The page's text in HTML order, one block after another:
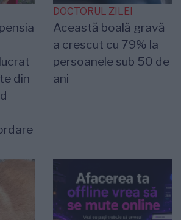
din
DOCTORUL ZILEI
Această boală gravă
a crescut cu 79% la
persoanele sub 50 de
ani